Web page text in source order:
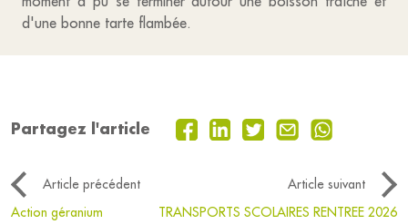
d'une bonne tarte flambée.
Partagez l'article
Article précédent
Article suivant
Action géranium
TRANSPORTS SCOLAIRES RENTREE 2026